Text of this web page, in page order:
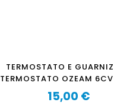
TERMOSTATO E
TERMOSTATO OZEAM
Prezzo
15,00 €